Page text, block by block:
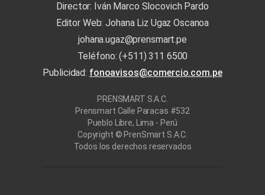
Director: Iván Marco Slocovich Pardo
Editor Web: Johana Liz Ugaz Oscanoa
johana.ugaz@prensmart.pe
Teléfono: (+511) 311 6500
Publicidad: fonoavisos@comercio.com.pe
PRENSMART S.A.C.
Prensmart Calle Paracas #532
Pueblo Libre, Lima - Perú
Copyright © PrenSmart S.A.C.
Todos los derechos reservados